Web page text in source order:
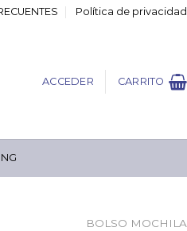
Política de privacidad
ACCEDER CARRITO
BOLSO MOCHILA